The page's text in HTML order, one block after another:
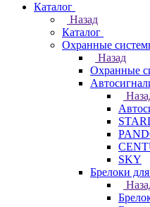
Каталог
Назад
Каталог
Охранные
Назад
Охранные
SKY
Брелоки